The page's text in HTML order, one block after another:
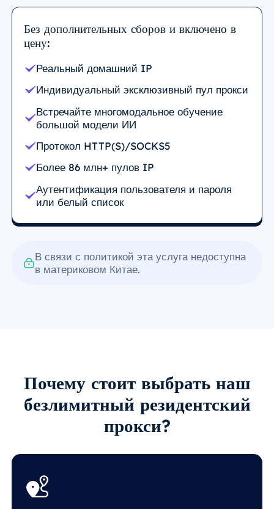
Без дополнительных сборов и включено в
цену:
Реальный домашний IP
Индивидуальный эксклюзивный пул прокси
Встречайте многомодальное обучение
большой модели ИИ
Протокол HTTP(S)/SOCKS5
Более 86 млн+ пулов IP
Аутентификация пользователя и пароля
или белый список
В связи с политикой эта услуга недоступна
в материковом Китае.
Почему стоит выбрать наш
безлимитный резидентский
прокси?